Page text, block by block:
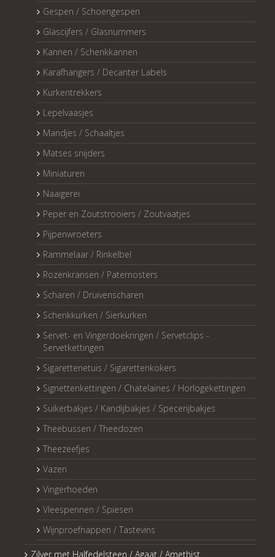
Gespen / Schoengespen
Glascijfers / Glasnummers
Kannen / Schenkkannen
Karafhangers / Decanter Labels
Kurkentrekkers
Lepelvaasjes
Mandjes / Schaaltjes
Matses snijders
Miniaturen
Naaigerei
Peper en Zoutstrooiers / Zoutvaatjes
Pijpenwroeters
Rammelaar / Rinkelbel
Rozenkransen / Paternosters
Scharen / Druivenscharen
Schenkkurken / Sierkurken
Servet- en Vingerdoekringen / Servetclips -
Servetkettingen
Sigarettenetuis / Sigarettenkokers
Signettenkettingen / Chatelaines / Horlogekettingen
Suikerbakjes / Kandijbakjes / Specerijbakjes
Theebussen / Theedozen
Theezeefjes
Vazen
Vingerhoeden
Vleespennen / Spiesen
Wijnproefnappen / Tastevins
Zilver met Halfedelsteen / Agaat / Amethist